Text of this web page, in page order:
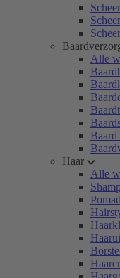
Alle
Baard
Haar
Alle